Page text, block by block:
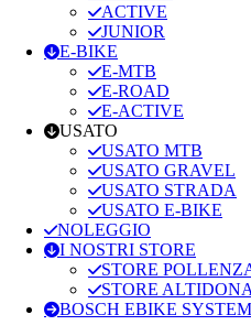
ACTIVE
JUNIOR
E-BIKE
E-MTB
E-ROAD
E-ACTIVE
USATO
USATO MTB
USATO GRAVEL
USATO STRADA
USATO E-BIKE
NOLEGGIO
I NOSTRI STORE
STORE
STORE ALTIDONA
BOSCH EBIKE